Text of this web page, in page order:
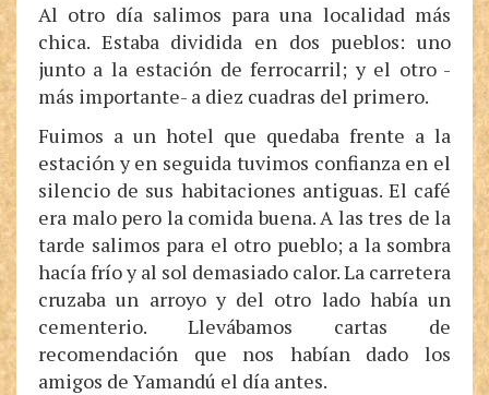
Al otro día salimos para una localidad más
chica. Estaba dividida en dos pueblos: uno
junto a la estación de ferrocarril; y el otro -
más importante- a diez cuadras del primero.
Fuimos a un hotel que quedaba frente a la
estación y en seguida tuvimos confianza en el
silencio de sus habitaciones antiguas. El café
era malo pero la comida buena. A las tres de la
tarde salimos para el otro pueblo; a la sombra
hacía frío y al sol demasiado calor. La carretera
cruzaba un arroyo y del otro lado había un
cementerio. Llevábamos cartas de
recomendación que nos habían dado los
amigos de Yamandú el día antes.